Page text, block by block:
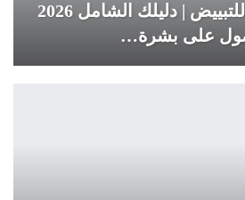
زيت اللوز الحلو للتبييض | دليلك الشامل 2026
على بشرة…